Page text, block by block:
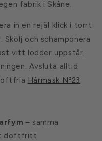
fabrik i Skåne.
in en rejäl klick i torrt
Skölj och schamponera
vitt lödder uppstår.
Avsluta alltid
Hårmask Nº23.
– samma
doftfritt